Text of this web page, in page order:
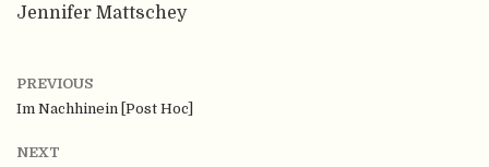
Jennifer Mattschey
PREVIOUS
Im Nachhinein [Post Hoc]
NEXT